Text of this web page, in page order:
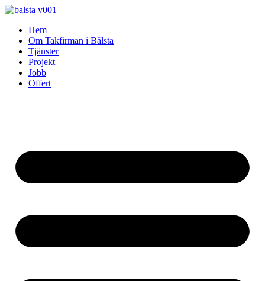
Skip
contentHem
Om Takfirman i Bålsta
Tjänster
Projekt
Jobb
Offert